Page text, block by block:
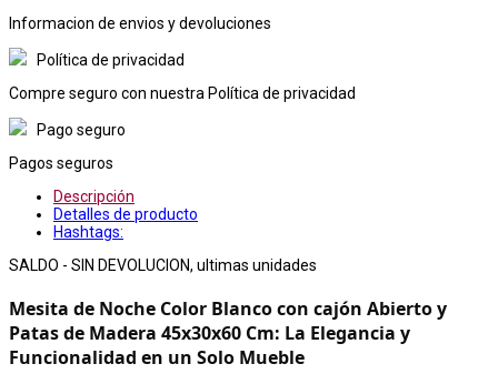
Informacion de envios y devoluciones
Política de privacidad
Compre seguro con nuestra Política de privacidad
Pago seguro
Pagos seguros
Descripción
Detalles de producto
Hashtags:
SALDO - SIN DEVOLUCION, ultimas unidades
Mesita de Noche Color Blanco con cajón Abierto y
Patas de Madera 45x30x60 Cm: La Elegancia y
Funcionalidad en un Solo Mueble